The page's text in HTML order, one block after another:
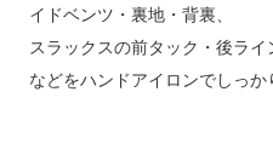
イドベンツ・裏地・背裏、
スラックスの前タック・後ラ
などをハンドアイロンでしっか